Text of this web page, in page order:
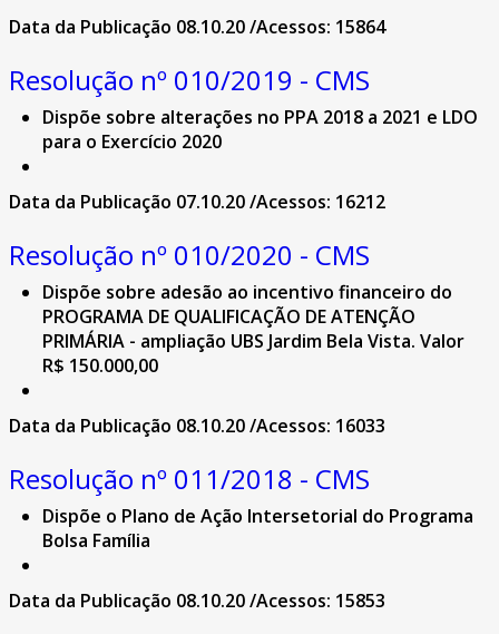
Data da Publicação 08.10.20 /Acessos: 15864
Resolução nº 010/2019 - CMS
Dispõe sobre alterações no PPA 2018 a 2021 e LDO
para o Exercício 2020
Data da Publicação 07.10.20 /Acessos: 16212
Resolução nº 010/2020 - CMS
Dispõe sobre adesão ao incentivo financeiro do
PROGRAMA DE QUALIFICAÇÃO DE ATENÇÃO
PRIMÁRIA - ampliação UBS Jardim Bela Vista. Valor
R$ 150.000,00
Data da Publicação 08.10.20 /Acessos: 16033
Resolução nº 011/2018 - CMS
Dispõe o Plano de Ação Intersetorial do Programa
Bolsa Família
Data da Publicação 08.10.20 /Acessos: 15853